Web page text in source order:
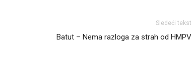
Sledeći tekst
Batut – Nema razloga za strah od HMPV